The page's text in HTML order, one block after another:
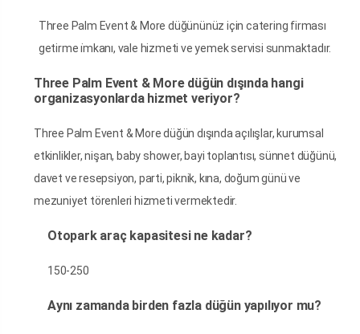
Three Palm Event & More düğününüz için catering firması
getirme i̇mkanı, vale hizmeti ve yemek servisi sunmaktadır.
Three Palm Event & More düğün dışında hangi
organizasyonlarda hizmet veriyor?
Three Palm Event & More düğün dışında açılışlar, kurumsal
etkinlikler, nişan, baby shower, bayi toplantısı, sünnet düğünü,
davet ve resepsiyon, parti, piknik, kına, doğum günü ve
mezuniyet törenleri hizmeti vermektedir.
Otopark araç kapasitesi ne kadar?
150-250
Aynı zamanda birden fazla düğün yapılıyor mu?